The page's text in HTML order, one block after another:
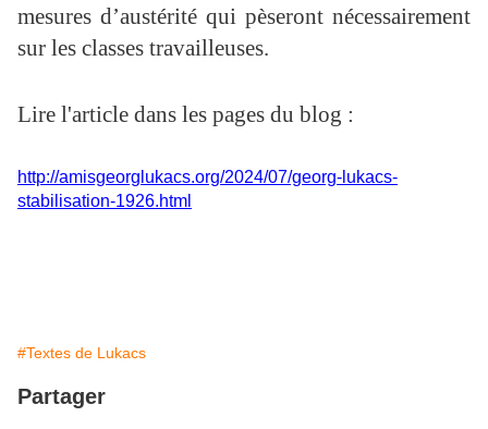
mesures d’austérité qui pèseront nécessairement
sur les classes travailleuses.
Lire l'article dans les pages du blog :
http://amisgeorglukacs.org/2024/07/georg-lukacs-
stabilisation-1926.html
#Textes de Lukacs
Partager